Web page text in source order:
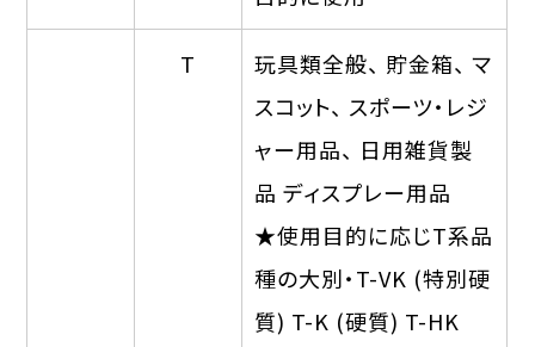
T
玩具類全般、 貯金箱、 マ
スコット、 スポーツ・レジ
ャー用品、 日用雑貨製
品 ディスプレー用品
★使用目的に応じT系品
種の大別・T-VK (特別硬
質) T-K (硬質) T-HK